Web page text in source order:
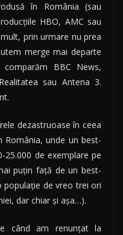
în România (sau
HBO, AMC sau
prin urmare nu prea
merge mai departe
BBC News,
sau Antena 3.
dezastruoase în ceea
România, unde un best-
25.000 de exemplare pe
puțin față de un best-
populație de vreo trei ori
dar chiar și așa…).
când am renunțat la